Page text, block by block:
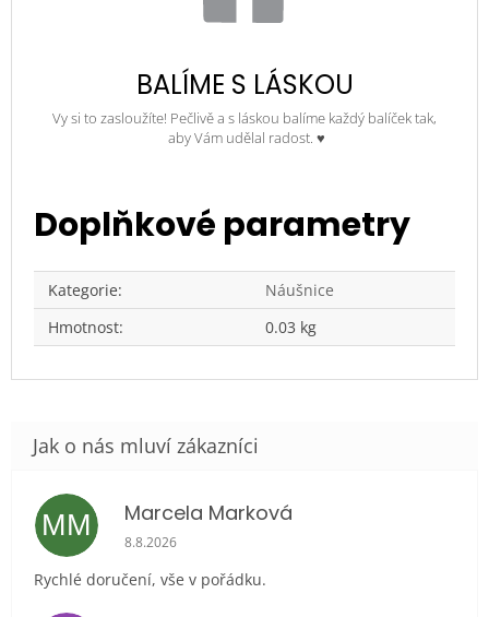
BALÍME S LÁSKOU
Vy si to zasloužíte! Pečlivě a s láskou balíme každý balíček tak,
aby Vám udělal radost. ♥
Doplňkové parametry
Kategorie:
Náušnice
Hmotnost: 0.03 kg
MM Marcela Marková
Hodnocení obchodu je 5 z 5 hvězdiček.
8.8.2026
Rychlé doručení, vše v pořádku.